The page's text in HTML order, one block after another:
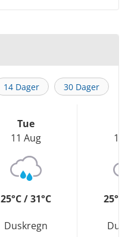
14 Dager 30 Dager
Tue
11 Aug
25°C / 31°C
Duskregn
12
25°C